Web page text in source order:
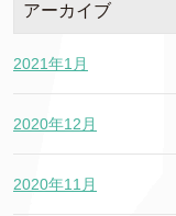
アーカイブ
2021年1月
2020年12月
2020年11月